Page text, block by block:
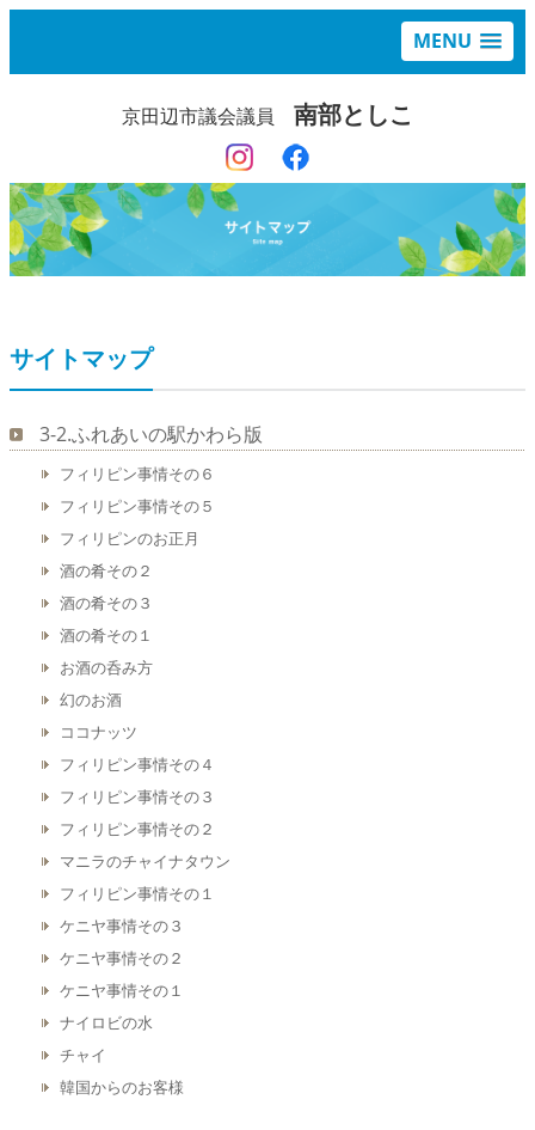
MENU
京田辺市議会議員 南部としこ
サイトマップ
3-2.ふれあいの駅かわら版
フィリピン事情その６
フィリピン事情その５
フィリピンのお正月
酒の肴その２
酒の肴その３
酒の肴その１
お酒の呑み方
幻のお酒
ココナッツ
フィリピン事情その４
フィリピン事情その３
フィリピン事情その２
マニラのチャイナタウン
フィリピン事情その１
ケニヤ事情その３
ケニヤ事情その２
ケニヤ事情その１
ナイロビの水
チャイ
韓国からのお客様